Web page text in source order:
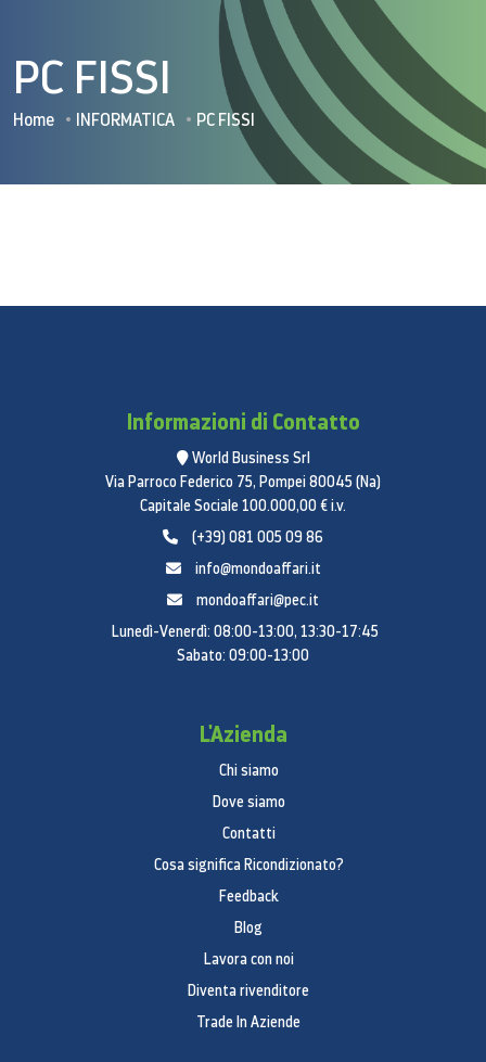
PC FISSI
Home INFORMATICA PC FISSI
Informazioni di Contatto
World Business Srl
Via Parroco Federico 75, Pompei 80045 (Na)
Capitale Sociale 100.000,00 € i.v.
(+39) 081 005 09 86
info@mondoaffari.it
mondoaffari@pec.it
Lunedì-Venerdì: 08:00-13:00, 13:30-17:45
Sabato: 09:00-13:00
L'Azienda
Chi siamo
Dove siamo
Contatti
Cosa significa Ricondizionato?
Feedback
Blog
Lavora con noi
Diventa rivenditore
Trade In Aziende